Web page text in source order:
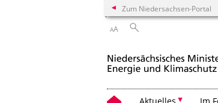
Zum Niedersachsen-Portal
AA